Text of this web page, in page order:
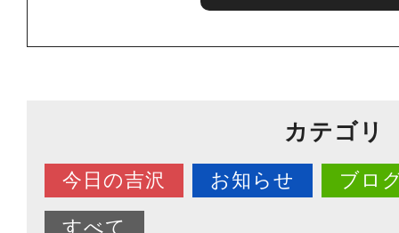
カテゴリ
今日の吉沢 お知らせ ブロ
すべて